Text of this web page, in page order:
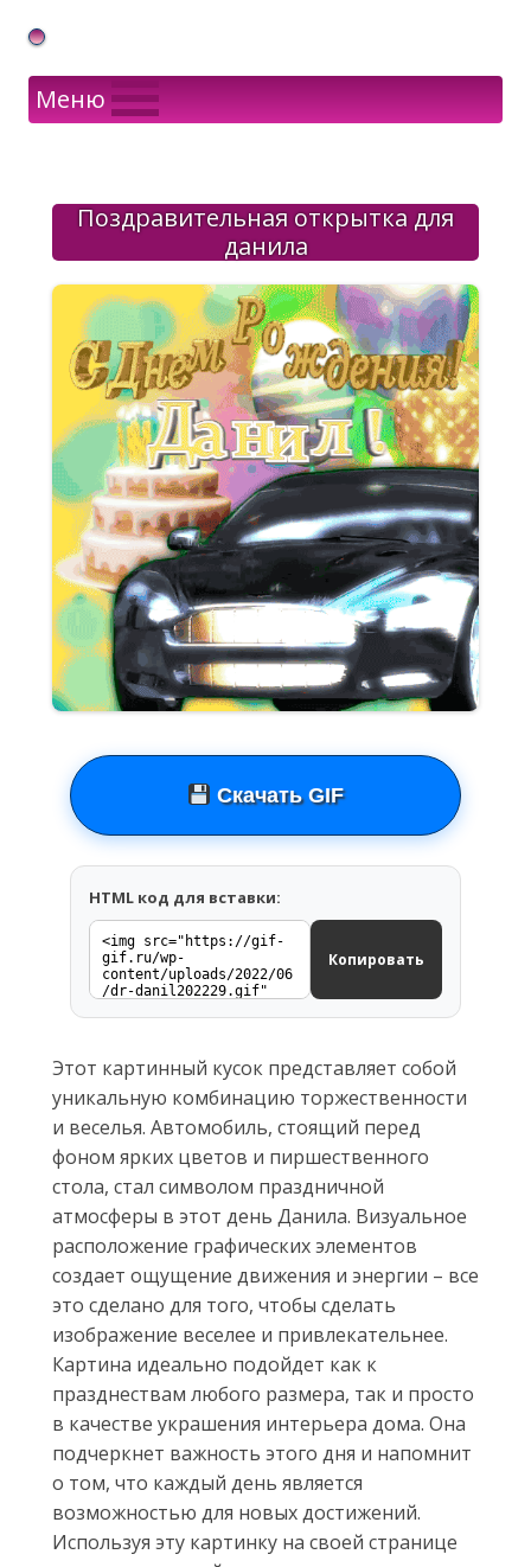
Gif Открытки в подарок
Меню
Поздравительная открытка для
данила
Скачать GIF
HTML код для вставки:
Копировать
Этот картинный кусок представляет собой
уникальную комбинацию торжественности
и веселья. Автомобиль, стоящий перед
фоном ярких цветов и пиршественного
стола, стал символом праздничной
атмосферы в этот день Данила. Визуальное
расположение графических элементов
создает ощущение движения и энергии – все
это сделано для того, чтобы сделать
изображение веселее и привлекательнее.
Картина идеально подойдет как к
празднествам любого размера, так и просто
в качестве украшения интерьера дома. Она
подчеркнет важность этого дня и напомнит
о том, что каждый день является
возможностью для новых достижений.
Используя эту картинку на своей странице